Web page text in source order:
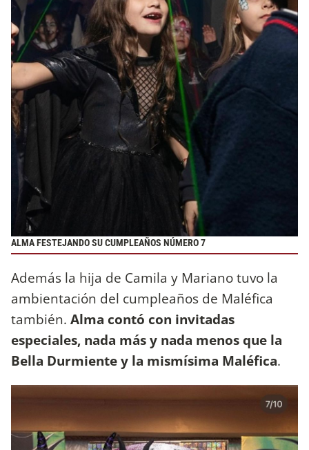
ALMA FESTEJANDO SU CUMPLEAÑOS NÚMERO 7
Además la hija de Camila y Mariano tuvo la
ambientación del cumpleaños de Maléfica
también. Alma contó con invitadas
especiales, nada más y nada menos que la
Bella Durmiente y la mismísima Maléfica.